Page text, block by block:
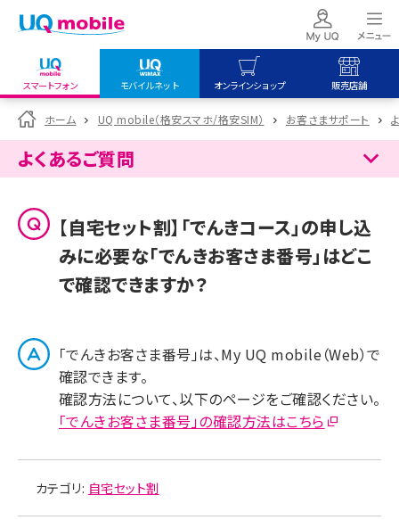
スマートフォン モバイルネット オンラインショップ 販売店舗
my UQ WiMAX
UQ WiMAX ご契約の方
My UQ mobile
UQ mobile
データチャージサイト
UQ mobile
オンラインショップ
UQ WiMAX
UQ mobile
販売店舗
UQ WiMAX
ホーム UQ mobile（格安スマホ/格安SIM） お客さまサポート
よくあるご質問
【自宅セット割】「でんきコース」の申し込
みに必要な「でんきお客さま番号」はどこ
で確認できますか？
「でんきお客さま番号」は、My UQ mobile（Web）で
確認できます。
確認方法について、以下のページをご確認ください。
「でんきお客さま番号」の確認方法はこちら
カテゴリ: 自宅セット割